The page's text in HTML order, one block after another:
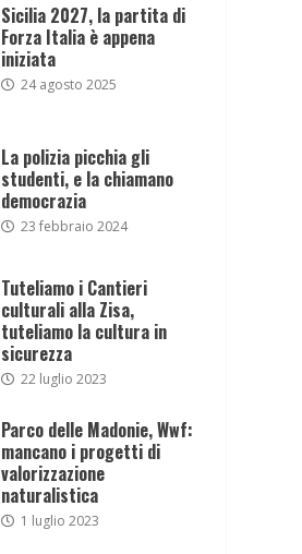
Sicilia 2027, la partita di
Forza Italia è appena
iniziata
24 agosto 2025
La polizia picchia gli
studenti, e la chiamano
democrazia
23 febbraio 2024
Tuteliamo i Cantieri
culturali alla Zisa,
tuteliamo la cultura in
sicurezza
22 luglio 2023
Parco delle Madonie, Wwf:
mancano i progetti di
valorizzazione
naturalistica
1 luglio 2023